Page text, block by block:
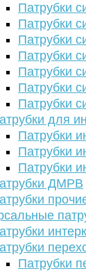
Патрубки
Патрубки
Патрубки
Патрубки
Патрубки
Патрубки
Патрубки
для
Патрубки
Патрубки
Патрубки
ДМРВ
Патрубки